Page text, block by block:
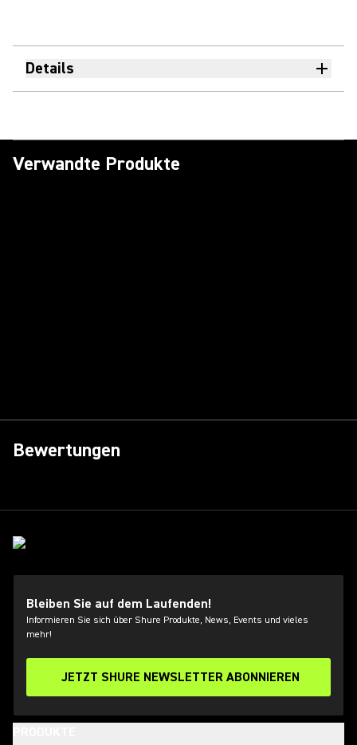
Details
Verwandte Produkte
Bewertungen
Bleiben Sie auf dem Laufenden!
Informieren Sie sich über Shure Produkte, News, Events und vieles
mehr!
JETZT SHURE NEWSLETTER ABONNIEREN